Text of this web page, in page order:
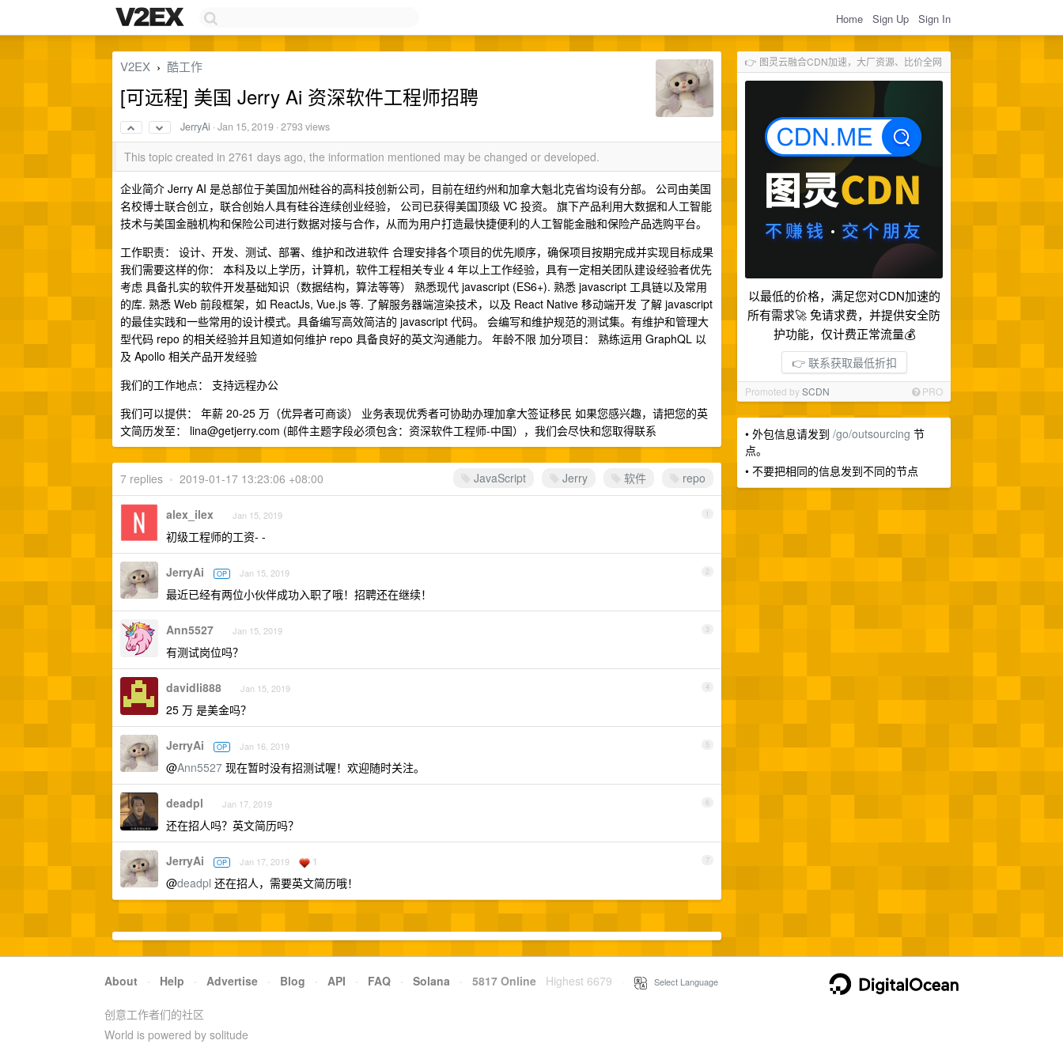
Home Sign Up Sign In
👉 图灵云融合CDN加速，大厂资源、比价全网
以最低的价格，满足您对CDN加速的
所有需求🚀 免请求费，并提供安全防
护功能，仅计费正常流量💰
👉 联系获取最低折扣
Promoted bySCDN PRO
• 外包信息请发到 /go/outsourcing 节
点。
• 不要把相同的信息发到不同的节点
V2EX › 酷工作
[可远程] 美国 Jerry Ai 资深软件工程师招聘
JerryAi ·Jan 15, 2019 · 2793 views
This topic created in 2761 days ago, the information mentioned may be changed or developed.
企业简介 Jerry AI 是总部位于美国加州硅谷的高科技创新公司，目前在纽约州和加拿大魁北克省均设有分部。 公司由美国
名校博士联合创立，联合创始人具有硅谷连续创业经验， 公司已获得美国顶级 VC 投资。 旗下产品利用大数据和人工智能
技术与美国金融机构和保险公司进行数据对接与合作，从而为用户打造最快捷便利的人工智能金融和保险产品选购平台。
工作职责： 设计、开发、测试、部署、维护和改进软件 合理安排各个项目的优先顺序，确保项目按期完成并实现目标成果
我们需要这样的你： 本科及以上学历，计算机，软件工程相关专业 4 年以上工作经验，具有一定相关团队建设经验者优先
考虑 具备扎实的软件开发基础知识（数据结构，算法等等） 熟悉现代 javascript (ES6+). 熟悉 javascript 工具链以及常用
的库. 熟悉 Web 前段框架，如 ReactJs, Vue.js 等. 了解服务器端渲染技术，以及 React Native 移动端开发 了解 javascript
的最佳实践和一些常用的设计模式。具备编写高效简洁的 javascript 代码。 会编写和维护规范的测试集。有维护和管理大
型代码 repo 的相关经验并且知道如何维护 repo 具备良好的英文沟通能力。 年龄不限 加分项目： 熟练运用 GraphQL 以
及 Apollo 相关产品开发经验
我们的工作地点： 支持远程办公
我们可以提供： 年薪 20-25 万（优异者可商谈） 业务表现优秀者可协助办理加拿大签证移民 如果您感兴趣，请把您的英
文简历发至： lina@getjerry.com (邮件主题字段必须包含：资深软件工程师-中国），我们会尽快和您取得联系
JavaScript Jerry 软件 repo
7 replies • 2019-01-17 13:23:06 +08:00
1
alex_ilex Jan 15, 2019
初级工程师的工资- -
2
JerryAi OP Jan 15, 2019
最近已经有两位小伙伴成功入职了哦！招聘还在继续！
3
Ann5527 Jan 15, 2019
有测试岗位吗？
4
davidli888 Jan 15, 2019
25 万 是美金吗？
5
JerryAi OP Jan 16, 2019
@Ann5527 现在暂时没有招测试喔！欢迎随时关注。
6
deadpl Jan 17, 2019
还在招人吗？英文简历吗？
7
JerryAi OP Jan 17, 2019 1
@deadpl 还在招人，需要英文简历哦！
About · Help · Advertise · Blog · API · FAQ · Solana · 5817 Online Highest 6679 Select Language
创意工作者们的社区
World is powered by solitude